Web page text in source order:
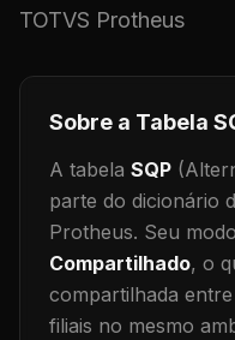
TOTVS Protheus
Sobre a Tabela
A tabela SQP
parte do dicionário
Protheus. Seu
Compartilhado, o
compartilhada
filiais no mesmo